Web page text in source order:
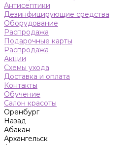
Антисептики
Дезинфицирующие средства
Оборудование
Распродажа
Подарочные карты
Распродажа
Акции
Схемы ухода
Доставка и оплата
Контакты
Обучение
Салон красоты
Оренбург
Назад
Абакан
Архангельск